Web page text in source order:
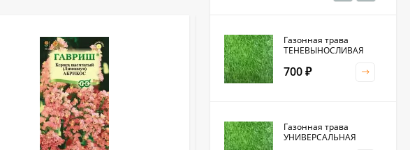
Газонная трава
ТЕНЕВЫНОСЛИВАЯ
700 ₽
Газонная трава
УНИВЕРСАЛЬНАЯ